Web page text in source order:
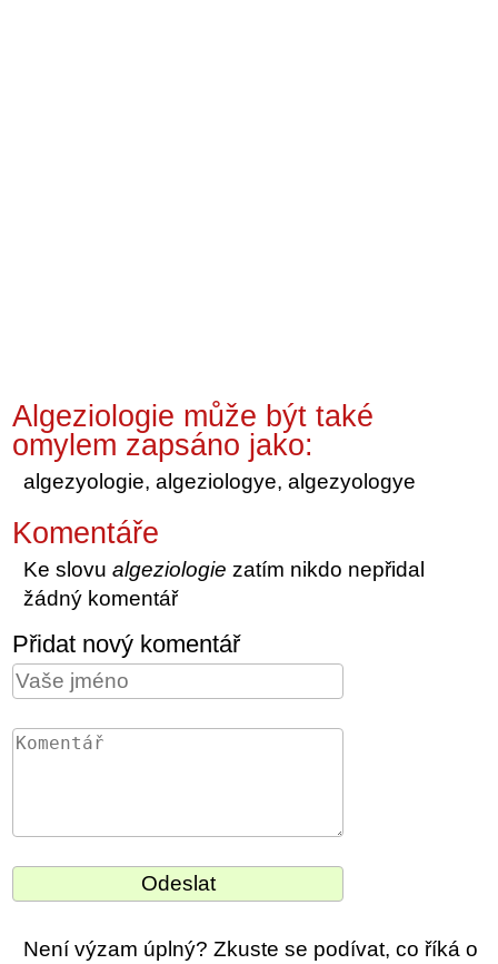
Algeziologie může být také
omylem zapsáno jako:
algezyologie, algeziologye, algezyologye
Komentáře
Ke slovualgeziologie zatím nikdo nepřidal
žádný komentář
Přidat nový komentář
Není výzam úplný? Zkuste se podívat, co říká o